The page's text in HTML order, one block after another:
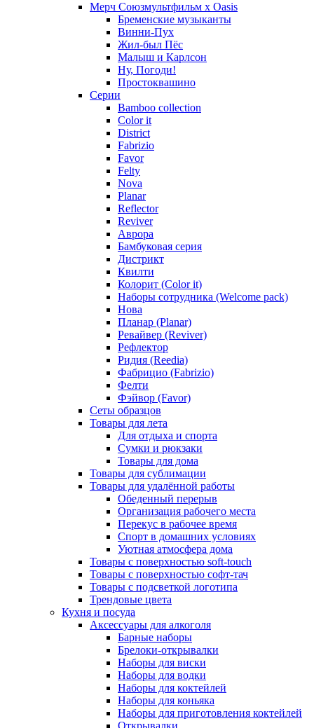
Мерч Союзмультфильм х Oasis
Бременские музыканты
Винни-Пух
Жил-был Пёс
Малыш и Карлсон
Ну, Погоди!
Простоквашино
Серии
Bamboo collection
Color it
District
Fabrizio
Favor
Felty
Nova
Planar
Reflector
Reviver
Аврора
Бамбуковая серия
Дистрикт
Квилти
Колорит (Color it)
Наборы сотрудника (Welcome pack)
Нова
Планар (Planar)
Ревайвер (Reviver)
Рефлектор
Ридия (Reedia)
Фабрицио (Fabrizio)
Фелти
Фэйвор (Favor)
Сеты образцов
Товары для лета
Для отдыха и спорта
Сумки и рюкзаки
Товары для дома
Товары для сублимации
Товары для удалённой работы
Обеденный перерыв
Организация рабочего места
Перекус в рабочее время
Спорт в домашних условиях
Уютная атмосфера дома
Товары с поверхностью soft-touch
Товары с поверхностью софт-тач
Товары с подсветкой логотипа
Трендовые цвета
Кухня и посуда
Аксессуары для алкоголя
Барные наборы
Брелоки-открывалки
Наборы для виски
Наборы для водки
Наборы для коктейлей
Наборы для коньяка
Наборы для приготовления коктейлей
Открывалки